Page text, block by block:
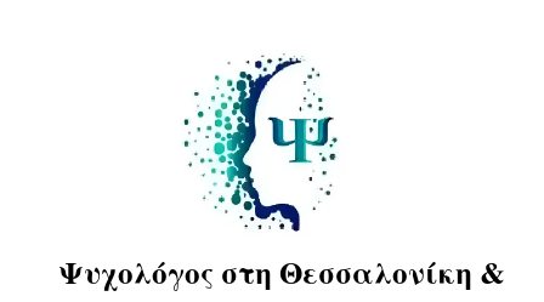
Ψυχολόγος στη Θεσσαλονίκη &